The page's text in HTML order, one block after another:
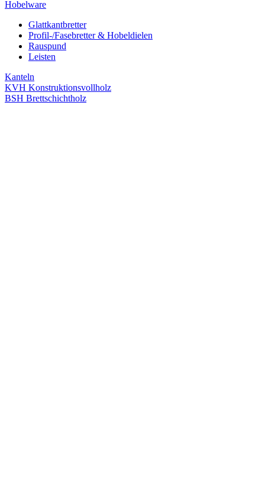
Hobelware
Glattkantbretter
Profil-/Fasebretter & Hobeldielen
Rauspund
Leisten
Kanteln
KVH Konstruktionsvollholz
BSH Brettschichtholz